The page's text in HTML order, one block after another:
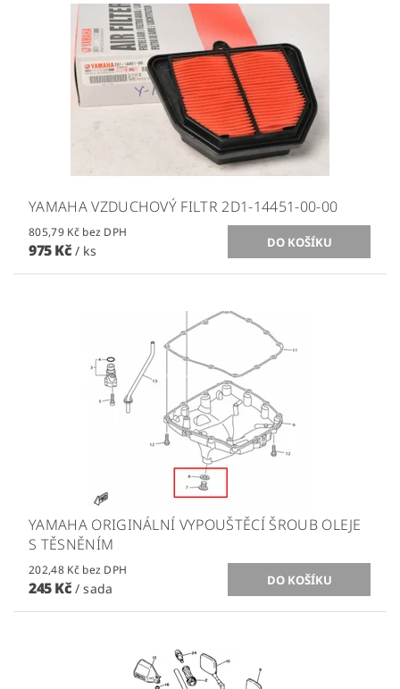
YAMAHA VZDUCHOVÝ FILTR 2D1-14451-00-00
805,79 Kč bez DPH
975 Kč / ks
YAMAHA ORIGINÁLNÍ VYPOUŠTĚCÍ ŠROUB OLEJE
S TĚSNĚNÍM
202,48 Kč bez DPH
245 Kč / sada